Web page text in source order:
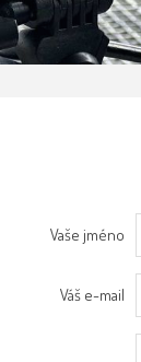
Vaše jméno
Váš e-mail